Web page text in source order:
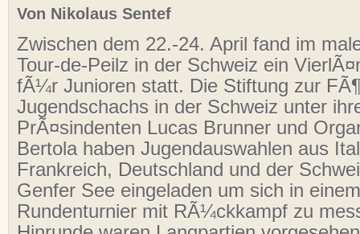
Von Nikolaus Sentef
Zwischen dem 22.-24. April fand im
Tour-de-Peilz in der Schweiz ein
fÃ¼r Junioren statt. Die Stiftung zur
Jugendschachs in der Schweiz unter
PrÃ¤sindenten Lucas Brunner und
Bertola haben Jugendauswahlen aus
Frankreich, Deutschland und der
Genfer See eingeladen um sich in einem
Rundenturnier mit RÃ¼ckkampf zu